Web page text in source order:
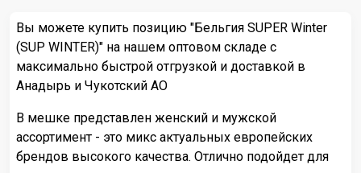
Вы можете купить позицию "Бельгия SUPER Winter
(SUP WINTER)" на нашем оптовом складе с
максимально быстрой отгрузкой и доставкой в
Анадырь и Чукотский АО
В мешке представлен женский и мужской
ассортимент - это микс актуальных европейских
брендов высокого качества. Отлично подойдет для